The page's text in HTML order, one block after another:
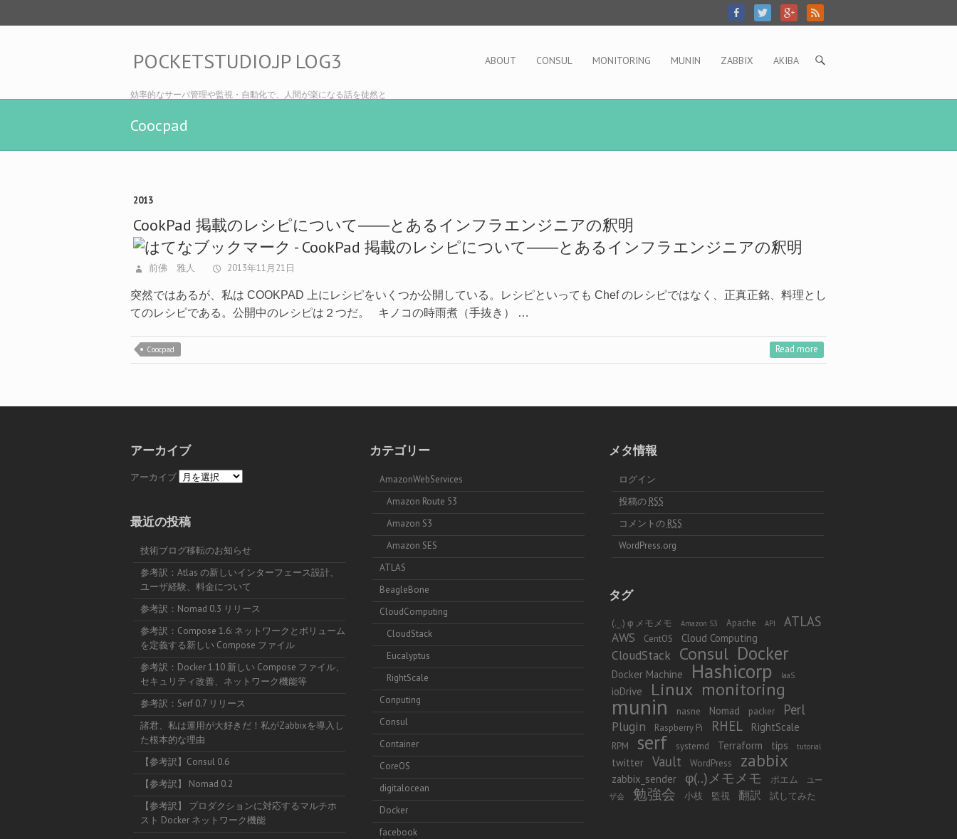
POCKETSTUDIO.JP LOG3
効率的なサーバ管理や監視・自動化で、人間が楽になる話を徒然と
ABOUT CONSUL MONITORING MUNIN ZABBIX AKIBA
Coocpad
2013
CookPad 掲載のレシピについて――とあるインフラエンジニアの釈明
前佛 雅人 2013年11月21日
突然ではあるが、私は COOKPAD 上にレシピをいくつか公開している。レシピといっても Chef のレシピではなく、正真正銘、料理とし
てのレシピである。公開中のレシピは２つだ。 キノコの時雨煮（手抜き） …
Coocpad Read more
アーカイブ
アーカイブ
最近の投稿
技術ブログ移転のお知らせ
参考訳：Atlas の新しいインターフェース設計、
ユーザ経験、料金について
参考訳：Nomad 0.3 リリース
参考訳：Compose 1.6: ネットワークとボリューム
を定義する新しい Compose ファイル
参考訳：Docker 1.10 新しい Compose ファイル、
セキュリティ改善、ネットワーク機能等
参考訳：Serf 0.7 リリース
諸君、私は運用が大好きだ！私がZabbixを導入し
た根本的な理由
【参考訳】Consul 0.6
【参考訳】 Nomad 0.2
【参考訳】 プロダクションに対応するマルチホ
スト Docker ネットワーク機能
カテゴリー
AmazonWebServices
Amazon Route 53
Amazon S3
Amazon SES
ATLAS
BeagleBone
CloudComputing
CloudStack
Eucalyptus
RightScale
Conputing
Consul
Container
CoreOS
digitalocean
Docker
facebook
メタ情報
ログイン
投稿の RSS
コメントの RSS
WordPress.org
タグ
(._.) φ メモメモ Amazon S3 Apache API ATLAS
AWS CentOS Cloud Computing
CloudStack Consul Docker
Docker Machine Hashicorp IaaS
ioDrive Linux monitoring
munin nasne Nomad packer Perl
Plugin Raspberry Pi RHEL RightScale
RPM serf systemd Terraform tips tutorial
twitter Vault WordPress zabbix
zabbix_sender φ(..)メモメモ ポエム
ユー
ザ会
勉強会 小枝 監視 翻訳 試してみた